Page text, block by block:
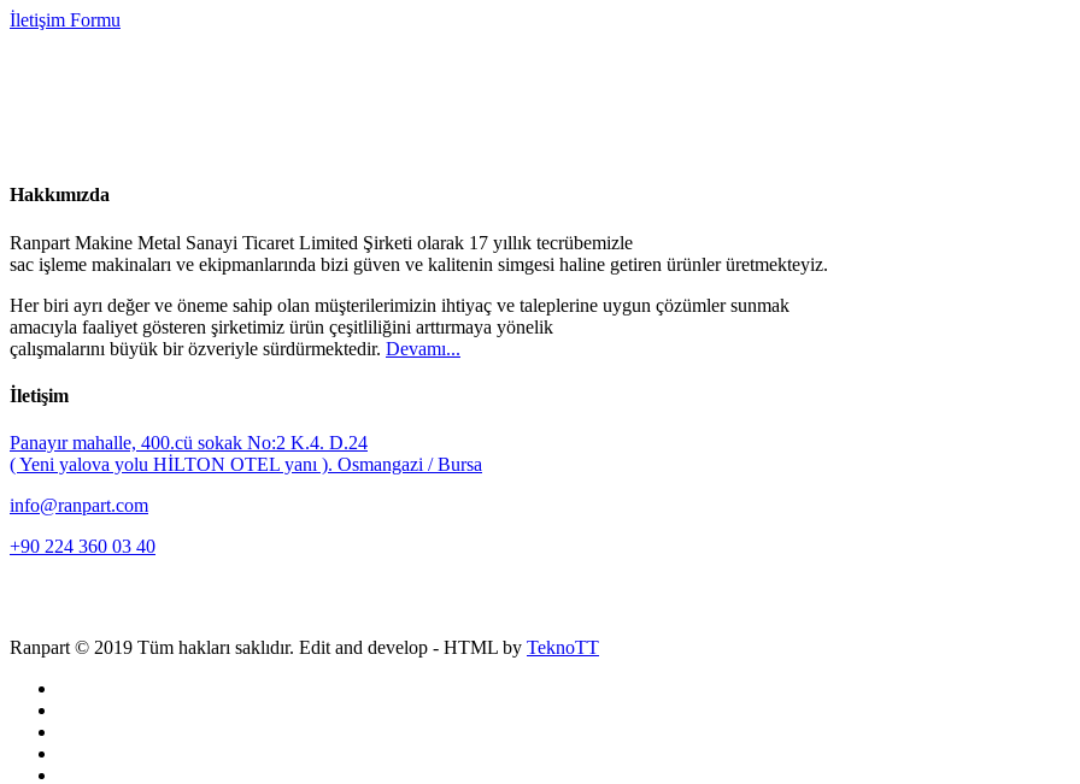
İletişim Formu
Hakkımızda
Ranpart Makine Metal Sanayi Ticaret Limited Şirketi olarak 17 yıllık tecrübemizle
sac işleme makinaları ve ekipmanlarında bizi güven ve kalitenin simgesi haline getiren ürünler üretmekteyiz.
Her biri ayrı değer ve öneme sahip olan müşterilerimizin ihtiyaç ve taleplerine uygun çözümler sunmak
amacıyla faaliyet gösteren şirketimiz ürün çeşitliliğini arttırmaya yönelik
çalışmalarını büyük bir özveriyle sürdürmektedir. Devamı...
İletişim
Panayır mahalle, 400.cü sokak No:2 K.4. D.24
( Yeni yalova yolu HİLTON OTEL yanı ). Osmangazi / Bursa
info@ranpart.com
+90 224 360 03 40
Ranpart © 2019 Tüm hakları saklıdır. Edit and develop - HTML by TeknoTT